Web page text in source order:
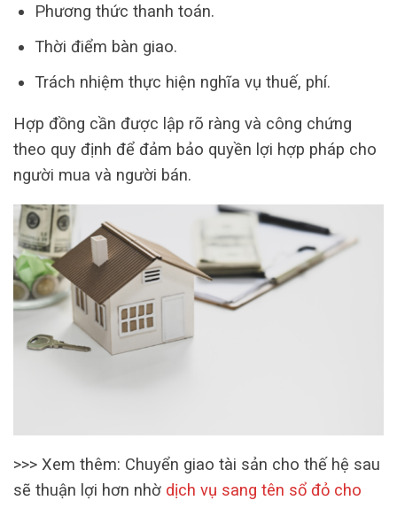
Phương thức thanh toán.
Thời điểm bàn giao.
Trách nhiệm thực hiện nghĩa vụ thuế, phí.
Hợp đồng cần được lập rõ ràng và công chứng
theo quy định để đảm bảo quyền lợi hợp pháp cho
người mua và người bán.
>>> Xem thêm: Chuyển giao tài sản cho thế hệ sau
sẽ thuận lợi hơn nhờ dịch vụ sang tên sổ đỏ cho